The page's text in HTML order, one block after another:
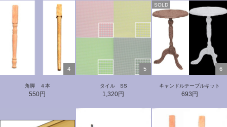
4
角脚 ４本
550円
5
タイル SS
1,320円
SOLD
6
キャンドルテーブルキット
693円